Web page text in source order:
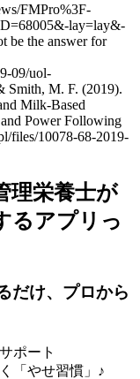
FMPro%3F-
lay=lay&-
be the answer for
09/uol-
Smith, M. F. (2019).
Milk-Based
Power Following
files/10078-68-2019-
理栄養士が
るアプリっ
だけ、プロから
ポート
「やせ習慣」♪